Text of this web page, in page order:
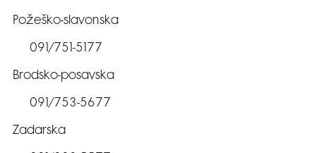
Požeško-slavonska
091/751-5177
Brodsko-posavska
091/753-5677
Zadarska